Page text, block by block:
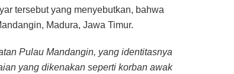
tersebut yang menyebutkan, bahwa
Madura, Jawa Timur.
Pulau Mandangin, yang identitasnya
yang dikenakan seperti korban awak